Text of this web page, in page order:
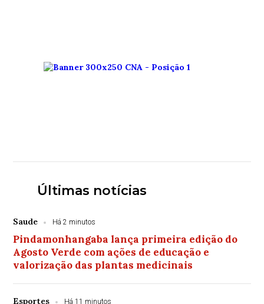
Últimas notícias
Saude Há 2 minutos
Pindamonhangaba lança primeira edição do
Agosto Verde com ações de educação e
valorização das plantas medicinais
Esportes Há 11 minutos